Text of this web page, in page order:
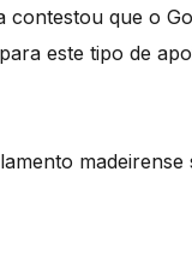
contestou que o
este tipo de